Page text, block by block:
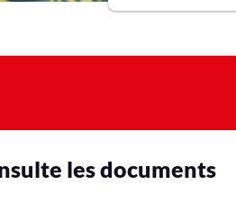
les documents